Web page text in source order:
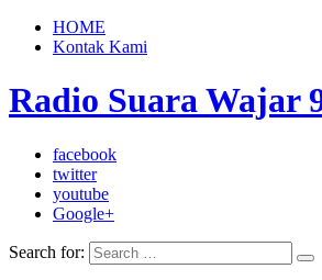
HOME
Kontak Kami
Radio Suara Wajar
facebook
twitter
youtube
Google+
Search for: